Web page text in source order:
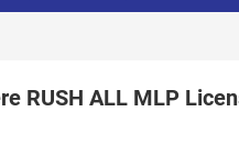
RUSH ALL MLP